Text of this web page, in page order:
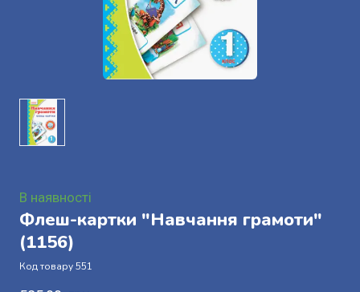
В наявності
Флеш-картки "Навчання грамоти"
(1156)
Код товару 551